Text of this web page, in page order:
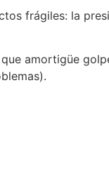
frágiles: la
amortigüe